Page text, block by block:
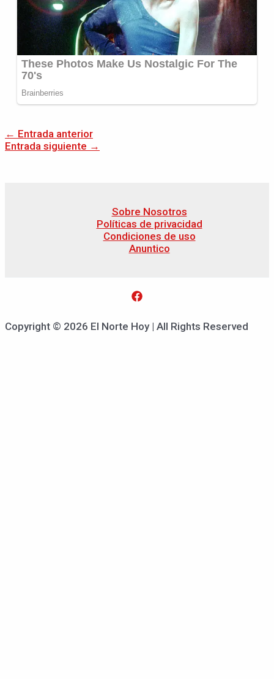
← Entrada anterior
Entrada siguiente →
Sobre Nosotros
Políticas de privacidad
Condiciones de uso
Anuntico
Copyright © 2026 El Norte Hoy | All Rights Reserved